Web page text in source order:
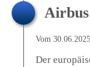
Vom
Der